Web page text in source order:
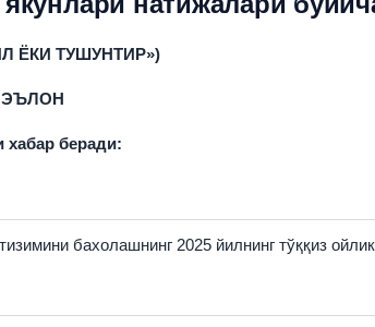
ЁКИ ТУШУНТИР»)
ЭЪЛОН
хабар беради:
бахолашнинг 2025 йилнинг тўққиз